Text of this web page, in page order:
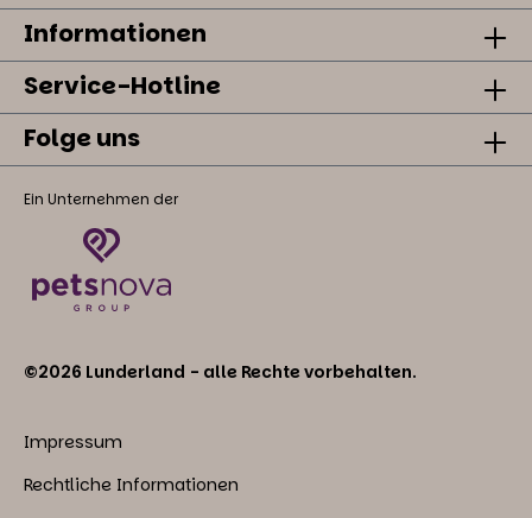
Informationen
Service-Hotline
Folge uns
Ein Unternehmen der
©2026 Lunderland - alle Rechte vorbehalten.
Impressum
Rechtliche Informationen